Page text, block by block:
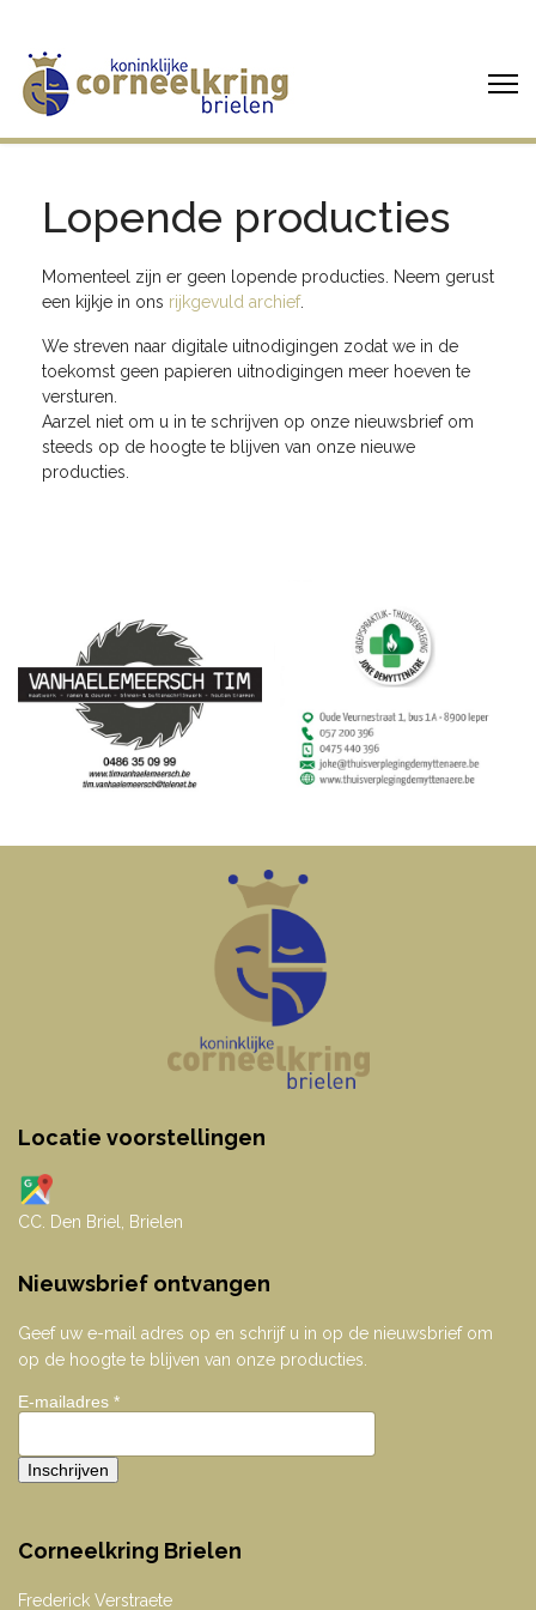
Lopende producties
Momenteel zijn er geen lopende producties. Neem gerust
een kijkje in ons rijkgevuld archief.
We streven naar digitale uitnodigingen zodat we in de
toekomst geen papieren uitnodigingen meer hoeven te
versturen.
Aarzel niet om u in te schrijven op onze nieuwsbrief om
steeds op de hoogte te blijven van onze nieuwe
producties.
Locatie voorstellingen
CC. Den Briel, Brielen
Nieuwsbrief ontvangen
Geef uw e-mail adres op en schrijf u in op de nieuwsbrief om
op de hoogte te blijven van onze producties.
E-mailadres *
Corneelkring Brielen
Frederick Verstraete